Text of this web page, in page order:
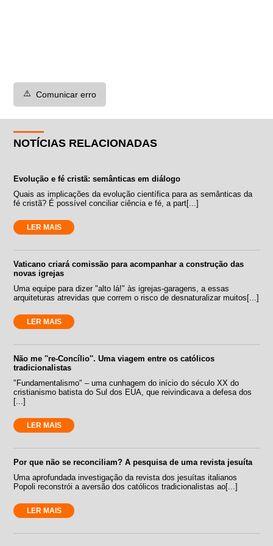
⚠️ Comunicar erro
NOTÍCIAS RELACIONADAS
Evolução e fé cristã: semânticas em diálogo
Quais as implicações da evolução científica para as semânticas da
fé cristã? É possível conciliar ciência e fé, a part[...]
LER MAIS
Vaticano criará comissão para acompanhar a construção das
novas igrejas
Uma equipe para dizer "alto lá!" às igrejas-garagens, a essas
arquiteturas atrevidas que correm o risco de desnaturalizar muitos[...]
LER MAIS
Não me ''re-Concílio''. Uma viagem entre os católicos
tradicionalistas
"Fundamentalismo" – uma cunhagem do início do século XX do
cristianismo batista do Sul dos EUA, que reivindicava a defesa dos
[...]
LER MAIS
Por que não se reconciliam? A pesquisa de uma revista jesuíta
Uma aprofundada investigação da revista dos jesuítas italianos
Popoli reconstrói a aversão dos católicos tradicionalistas ao[...]
LER MAIS